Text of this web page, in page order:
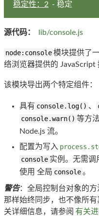
稳定性：2 - 稳定
源代码： lib/console.js
node:console模块提供了
络浏览器提供的 JavaScript
该模块导出两个特定组件：
具有 console.log() 、
console.warn() 等方
Node.js 流。
配置为写入
console 实例。无需调
使用 全局 console。
警告：全局控制台对象的方
那样始终同步，也不像所
关详细信息，请参阅 有关